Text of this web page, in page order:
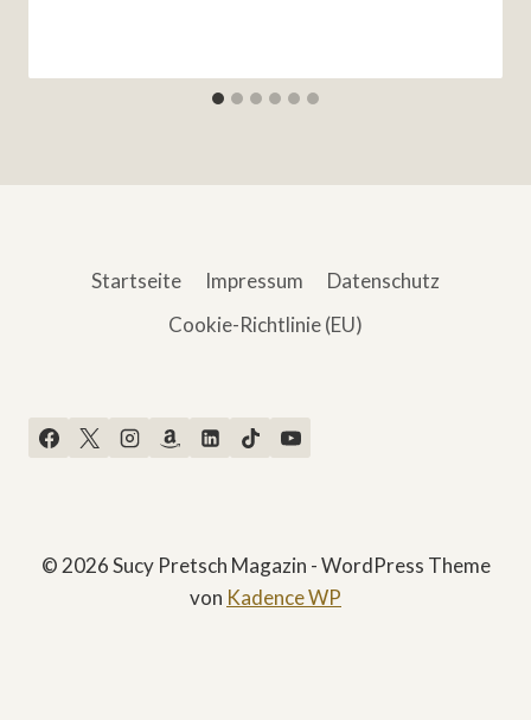
Startseite Impressum
Datenschutz
Cookie-Richtlinie (EU)
© 2026 Sucy Pretsch Magazin - WordPress Theme
von Kadence WP